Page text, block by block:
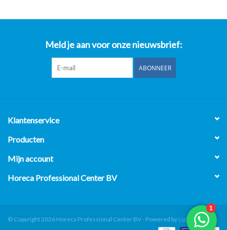
Meld je aan voor onze nieuwsbrief:
ABONNEER
Klantenservice
Producten
Mijn account
Horeca Professional Center BV
© Copyright 2026 Horeca Professional Center BV - Powered by Lightspeed